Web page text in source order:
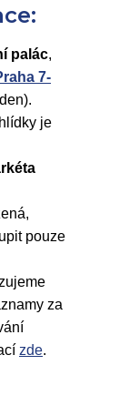
palác,
7-
je
pouze
za
zde.